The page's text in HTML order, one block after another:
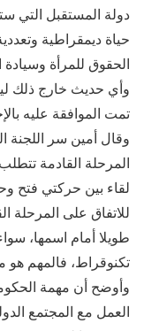
دولة المستقبل التي
حياة ديمقراطية
الحقوق للمرأة
وأي حديث خارج ذلك
تمت الموافقة عليه
وقال أمين سر اللجنة
المرحلة القادمة
لقاء بين حركتي فتح
للاتفاق على المرحلة
طويلا أمام اسمها،
تكنوقراط، فالمهم هو
وأوضح أن مهمة
العمل مع المجتمع